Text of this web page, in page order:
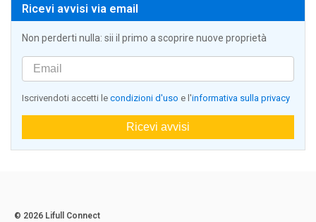
Ricevi avvisi via email
Non perderti nulla: sii il primo a scoprire nuove proprietà
Iscrivendoti accetti le condizioni d'uso e l'informativa sulla privacy
Ricevi avvisi
© 2026 Lifull Connect